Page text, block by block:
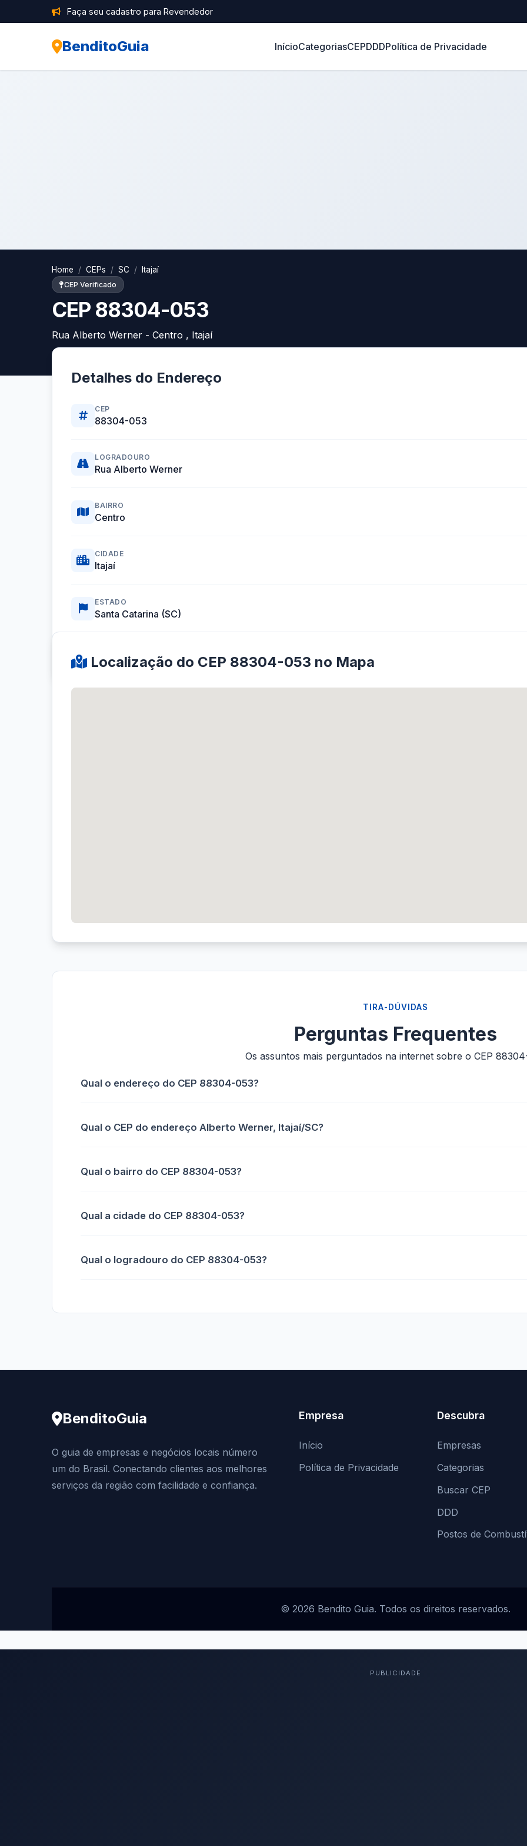
Faça seu cadastro para Revendedor
BenditoGuia InícioCategoriasCEPDDDPolítica de Privacidade
Home CEPs SC Itajaí
CEP Verificado
CEP 88304-053
Rua Alberto Werner - Centro , Itajaí
Detalhes do Endereço
CEP
88304-053
LOGRADOURO
Rua Alberto Werner
BAIRRO
Centro
CIDADE
Itajaí
ESTADO
Santa Catarina (SC)
Localização do CEP 88304-053 no Mapa
TIRA-DÚVIDAS
Perguntas Frequentes
Os assuntos mais perguntados na internet sobre o CEP
Qual o endereço do CEP 88304-053?
Qual o CEP do endereço Alberto Werner, Itajaí/SC?
Qual o bairro do CEP 88304-053?
Qual a cidade do CEP 88304-053?
Qual o logradouro do CEP 88304-053?
BenditoGuia
O guia de empresas e negócios locais número
um do Brasil. Conectando clientes aos melhores
serviços da região com facilidade e confiança.
Empresa
Início
Política de Privacidade
Descubra
Empresas
Categorias
Buscar CEP
DDD
Postos de
© 2026 Bendito Guia. Todos os direitos reservados.